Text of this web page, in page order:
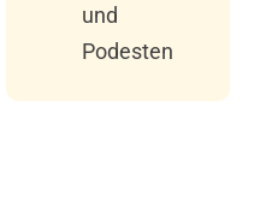
und
Podesten